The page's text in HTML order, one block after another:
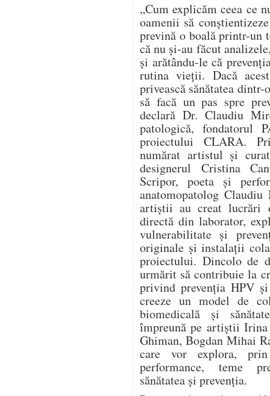
„Cum explicăm ceea ce
oamenii să
prevină o boală printr-un
că nu și-au făcut
și arătându-le că
rutina vieții. Dacă
privească sănătatea
să facă un pas spre
declară Dr. Claudiu
patologică, fondatorul
proiectului CLARA.
numărat artistul și
designerul Cristina
Scripor, poeta și
anatomopatolog
artiștii au creat lucrări
directă din laborator,
vulnerabilitate și
originale și instalații
proiectului. Dincolo de
urmărit să contribuie la
privind prevenția HPV
creeze un model de
biomedicală și
împreună pe artiștii
Ghiman, Bogdan Mihai
care vor explora,
performance, teme
sănătatea și prevenția.